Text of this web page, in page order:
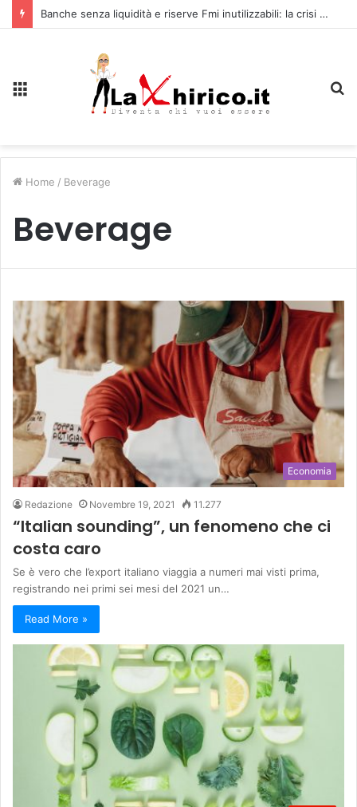
Banche senza liquidità e riserve Fmi inutilizzabili: la crisi dell’economia russa
Home / Beverage
Beverage
Economia
Redazione Novembre 19, 2021 11.277
“Italian sounding”, un fenomeno che ci
costa caro
Se è vero che l’export italiano viaggia a numeri mai visti prima,
registrando nei primi sei mesi del 2021 un…
Read More »